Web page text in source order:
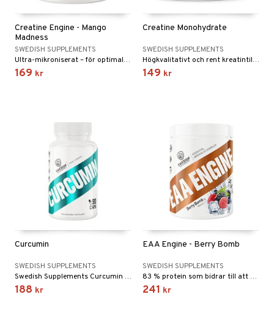
Creatine Engine - Mango
Madness
SWEDISH SUPPLEMENTS
Ultra-mikroniserat – för optimal blandbarhet och upptag och smaksatt för en god dryckesupplevelse
169 kr
Creatine Monohydrate
SWEDISH SUPPLEMENTS
Högkvalitativt och rent kreatintillskott för dig som vill maximera din prestation och återhämtning.
149 kr
Curcumin
SWEDISH SUPPLEMENTS
Swedish Supplements Curcumin kombinerar 500 mg gurkmejaextrakt med vitamin C och svartpepparextrakt.
188 kr
EAA Engine - Berry Bomb
SWEDISH SUPPLEMENTS
83 % protein som bidrar till att öka och bibehålla muskelmassan.
241 kr